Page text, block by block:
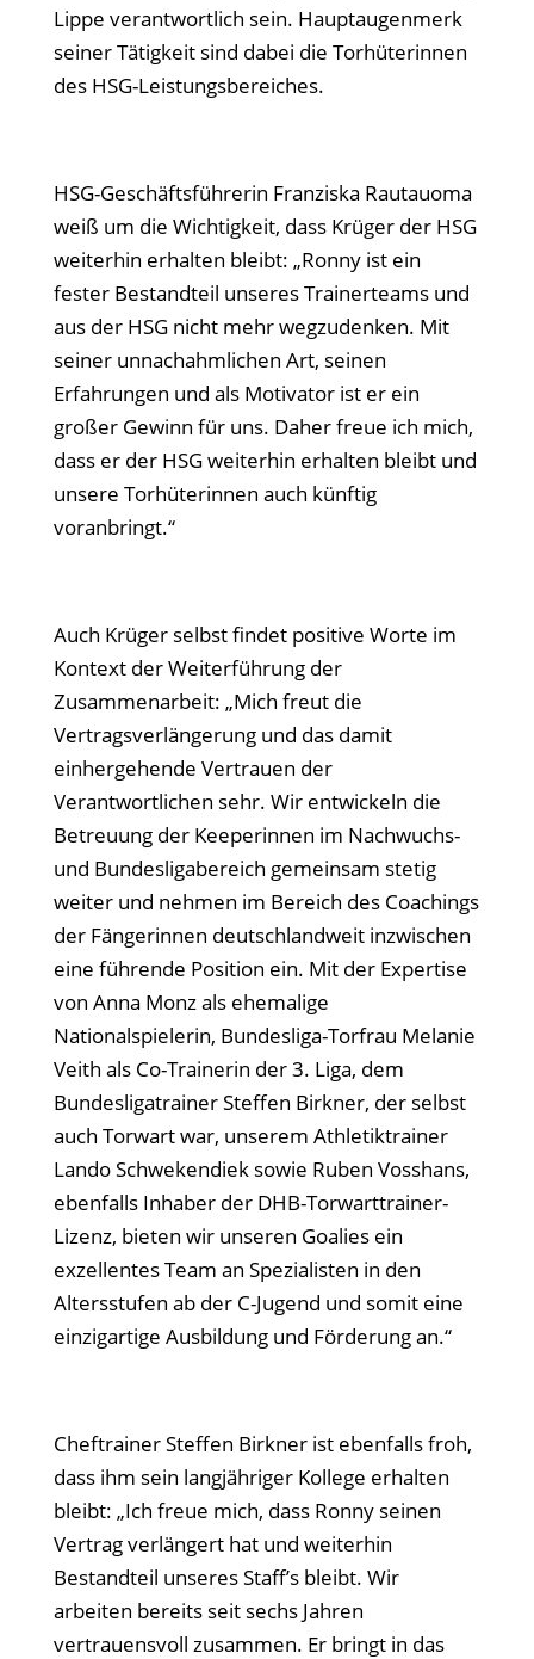
Lippe verantwortlich sein. Hauptaugenmerk
seiner Tätigkeit sind dabei die Torhüterinnen
des HSG-Leistungsbereiches.
HSG-Geschäftsführerin Franziska Rautauoma
weiß um die Wichtigkeit, dass Krüger der HSG
weiterhin erhalten bleibt: „Ronny ist ein
fester Bestandteil unseres Trainerteams und
aus der HSG nicht mehr wegzudenken. Mit
seiner unnachahmlichen Art, seinen
Erfahrungen und als Motivator ist er ein
großer Gewinn für uns. Daher freue ich mich,
dass er der HSG weiterhin erhalten bleibt und
unsere Torhüterinnen auch künftig
voranbringt.“
Auch Krüger selbst findet positive Worte im
Kontext der Weiterführung der
Zusammenarbeit: „Mich freut die
Vertragsverlängerung und das damit
einhergehende Vertrauen der
Verantwortlichen sehr. Wir entwickeln die
Betreuung der Keeperinnen im Nachwuchs-
und Bundesligabereich gemeinsam stetig
weiter und nehmen im Bereich des Coachings
der Fängerinnen deutschlandweit inzwischen
eine führende Position ein. Mit der Expertise
von Anna Monz als ehemalige
Nationalspielerin, Bundesliga-Torfrau Melanie
Veith als Co-Trainerin der 3. Liga, dem
Bundesligatrainer Steffen Birkner, der selbst
auch Torwart war, unserem Athletiktrainer
Lando Schwekendiek sowie Ruben Vosshans,
ebenfalls Inhaber der DHB-Torwarttrainer-
Lizenz, bieten wir unseren Goalies ein
exzellentes Team an Spezialisten in den
Altersstufen ab der C-Jugend und somit eine
einzigartige Ausbildung und Förderung an.“
Cheftrainer Steffen Birkner ist ebenfalls froh,
dass ihm sein langjähriger Kollege erhalten
bleibt: „Ich freue mich, dass Ronny seinen
Vertrag verlängert hat und weiterhin
Bestandteil unseres Staff’s bleibt. Wir
arbeiten bereits seit sechs Jahren
vertrauensvoll zusammen. Er bringt in das